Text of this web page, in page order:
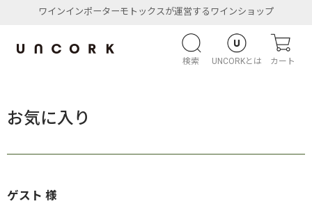
ワインインポーターモトックスが運営するワインショップ
検索 UNCORKとは カート
お気に入り
ゲスト 様